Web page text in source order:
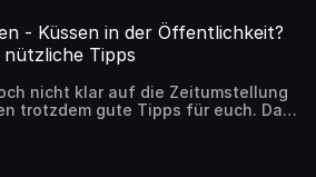
- Küssen in der Öffentlichkeit?
Tipps
nicht klar auf die Zeitumstellung
trotzdem gute Tipps für euch. Darf
küssen? Was ist der Lazy
der sich? #travelpodcast